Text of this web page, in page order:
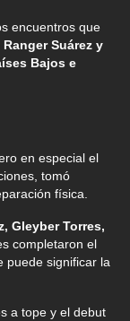
encuentros que
Ranger Suárez y
Bajos e
en especial el
tomó
física.
Gleyber Torres,
completaron el
puede significar la
a tope y el debut